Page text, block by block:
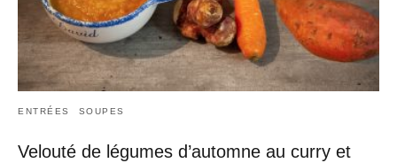
ENTRÉES SOUPES
Velouté de légumes d’automne au curry et